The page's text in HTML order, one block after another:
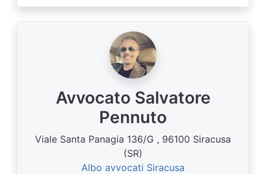
Avvocato Salvatore
Pennuto
Viale Santa Panagia 136/G , 96100 Siracusa
(SR)
Albo avvocati Siracusa